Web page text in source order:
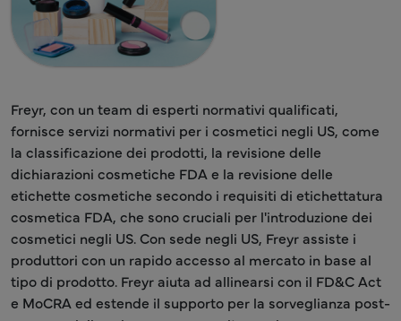
Freyr, con un team di esperti normativi qualificati,
fornisce servizi normativi per i cosmetici negli US, come
la classificazione dei prodotti, la revisione delle
dichiarazioni cosmetiche FDA e la revisione delle
etichette cosmetiche secondo i requisiti di etichettatura
cosmetica FDA, che sono cruciali per l'introduzione dei
cosmetici negli US. Con sede negli US, Freyr assiste i
produttori con un rapido accesso al mercato in base al
tipo di prodotto. Freyr aiuta ad allinearsi con il FD&C Act
e MoCRA ed estende il supporto per la sorveglianza post-